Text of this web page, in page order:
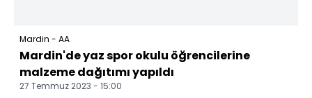
Mardin - AA
Mardin'de yaz spor okulu öğrencilerine
malzeme dağıtımı yapıldı
27 Temmuz 2023 - 15:00